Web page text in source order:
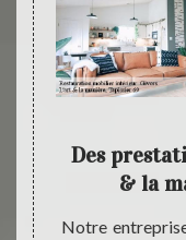
Des
& la
Notre